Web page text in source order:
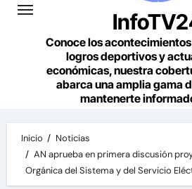
Conoce los
logros deportivos y
económicas, nuestra
abarca una amplia gama
mantenerte
Inicio
Noticias
AN aprueba en primera discusión
Orgánica del Sistema y del Servicio